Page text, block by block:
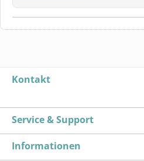
Kontakt
Service & Support
Informationen